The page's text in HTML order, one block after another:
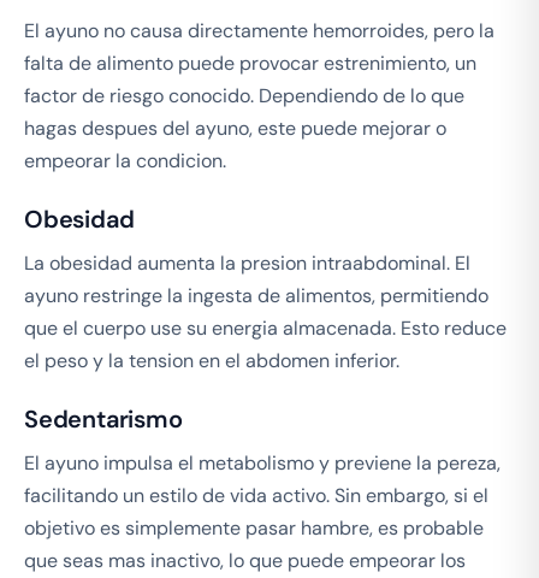
El ayuno no causa directamente hemorroides, pero la
falta de alimento puede provocar estrenimiento, un
factor de riesgo conocido. Dependiendo de lo que
hagas despues del ayuno, este puede mejorar o
empeorar la condicion.
Obesidad
La obesidad aumenta la presion intraabdominal. El
ayuno restringe la ingesta de alimentos, permitiendo
que el cuerpo use su energia almacenada. Esto reduce
el peso y la tension en el abdomen inferior.
Sedentarismo
El ayuno impulsa el metabolismo y previene la pereza,
facilitando un estilo de vida activo. Sin embargo, si el
objetivo es simplemente pasar hambre, es probable
que seas mas inactivo, lo que puede empeorar los